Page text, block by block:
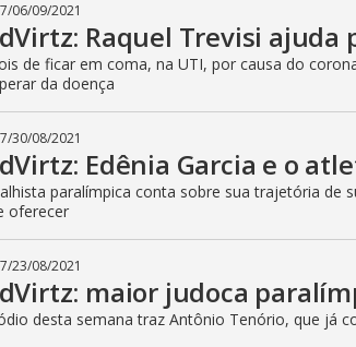
/06/09/2021
Raquel Trevisi ajuda
de ficar em coma, na UTI, por causa do
da doença
/30/08/2021
Edênia Garcia e o
paralímpica conta sobre sua trajetória de
oferecer
/23/08/2021
maior judoca
desta semana traz Antônio Tenório, que já